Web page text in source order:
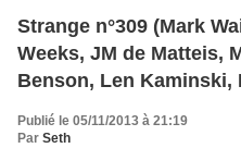
Strange n°309 (Mark
Weeks, JM de Matteis,
Benson, Len Kaminski,
Harras, Stewart
Publié le 05/11/2013 à 21:19
Par Seth